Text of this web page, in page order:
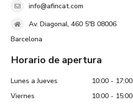
info@afincat.com
Av. Diagonal, 460 5ºB 08006
Barcelona
Horario de apertura
Lunes a Jueves
10:00 - 17:00
Viernes
10:00 - 15:00